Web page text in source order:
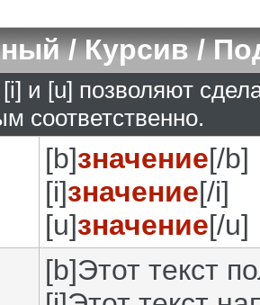
/ Курсив /
и [u] позволяют
соответственно.
[b]значение[/b]
[i]значение[/i]
[u]значение[/u]
[b]Этот текст